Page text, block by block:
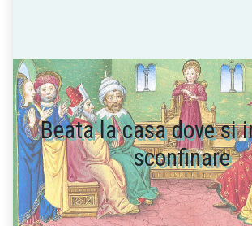
Beata la casa dove si
sconfinare